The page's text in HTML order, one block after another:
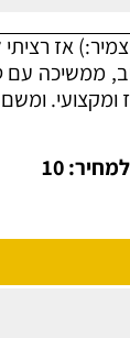
אז
עם
ומקצועי.
10